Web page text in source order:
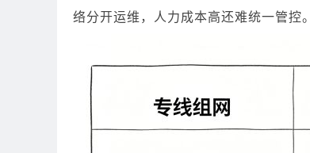
络分开运维，人力成本高还难统一管控。